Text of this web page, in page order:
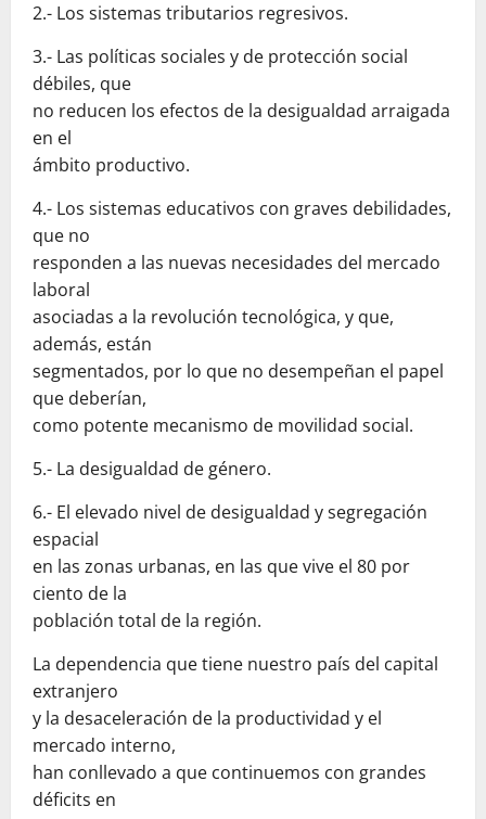
2.- Los sistemas tributarios regresivos.
3.- Las políticas sociales y de protección social
débiles, que
no reducen los efectos de la desigualdad arraigada
en el
ámbito productivo.
4.- Los sistemas educativos con graves debilidades,
que no
responden a las nuevas necesidades del mercado
laboral
asociadas a la revolución tecnológica, y que,
además, están
segmentados, por lo que no desempeñan el papel
que deberían,
como potente mecanismo de movilidad social.
5.- La desigualdad de género.
6.- El elevado nivel de desigualdad y segregación
espacial
en las zonas urbanas, en las que vive el 80 por
ciento de la
población total de la región.
La dependencia que tiene nuestro país del capital
extranjero
y la desaceleración de la productividad y el
mercado interno,
han conllevado a que continuemos con grandes
déficits en